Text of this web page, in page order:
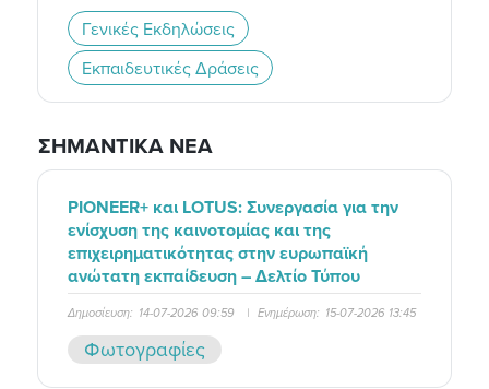
Γενικές Εκδηλώσεις
Εκπαιδευτικές Δράσεις
ΣΗΜΑΝΤΙΚΑ ΝΕΑ
PIONEER+ και LOTUS: Συνεργασία για την
ενίσχυση της καινοτομίας και της
επιχειρηματικότητας στην ευρωπαϊκή
ανώτατη εκπαίδευση – Δελτίο Τύπου
Δημοσίευση: 14-07-2026 09:59 | Ενημέρωση: 15-07-2026 13:45
Φωτογραφίες